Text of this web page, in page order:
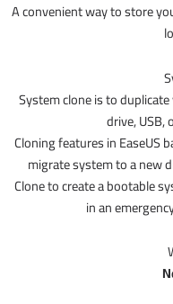
A convenient way to store
System clone is to
drive, USB,
Cloning features in EaseUS
migrate system to a new
Clone to create a bootable
in an